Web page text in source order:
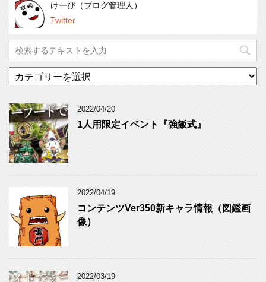
けーび（ブログ管理人）
Twitter
テ
リ
ー
2022/04/20
1人用限定イベント『強飯式』
2022/04/19
コンテンツVer350新キャラ情報（図鑑画
像）
2022/03/19